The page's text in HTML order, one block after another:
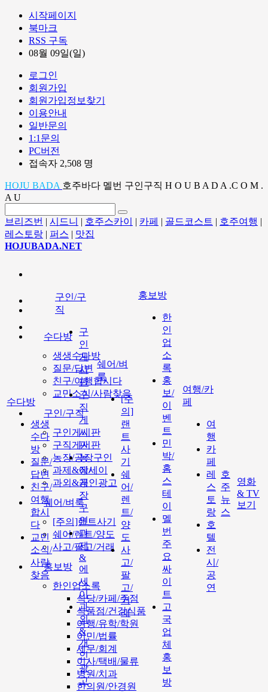
시작페이지
북마크
RSS 구독
08월 09일(일)
로그인
회원가입
회원가입정보찾기
이용안내
일반문의
1:1문의
PC버전
접속자 2,508 명
HOJU BADA 호주바다 멜번 구인구직 H O U B A D A .C O M .
A U
브리즈번 | 시드니 | 호주스카이 | 카페 | 골드코스트 | 호주여행 |
레스토랑 | 퍼스 | 맛집
HOJUBADA.NET
수다방
생생수다방
질문/답변
친구/여행합시다
교민소식/사람찾음
구인/구직
구인게시판
구직게시판
농장/공장구인
과제&에세이
과외&개인광고
쉐어/벼룩
[주의]랜트사기
쉐어/렌트/양도
사고/팔고/거래
홍보방
한인업소록
식당/카페/주점
식품점/건강식품
여행/유학/학원
이민/법률
세무/회계
이사/택배/물류
병원/치과
한의원/안경원
수다방
생생
수다
방
질문/
답변
친구/
여행
합시
다
교민
소식/
사람
찾음
구인/구
직
구
인
게
시
판
구
직
게
시
판
농
장/
공
장
구
인
과
제
&
에
세
이
과
외
&
개
인
광
고
쉐어/벼
룩
[주
의]
랜
트
사
기
쉐
어/
렌
트/
양
도
사
고/
팔
고/
거
래
홍보방
한
인
업
소
록
홍
보/
이
벤
트
민
박/
홈
스
테
이
멜
번
주
요
싸
이
트
고
국
업
체
홍
보
방
여행/카
페
여
행
카
페
레
스
토
랑
호
텔
전
시/
공
연
호
주
뉴
스
영화
& TV
보기